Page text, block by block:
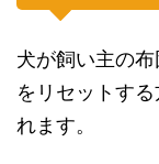
犬が飼い主の
をリセットす
れます。